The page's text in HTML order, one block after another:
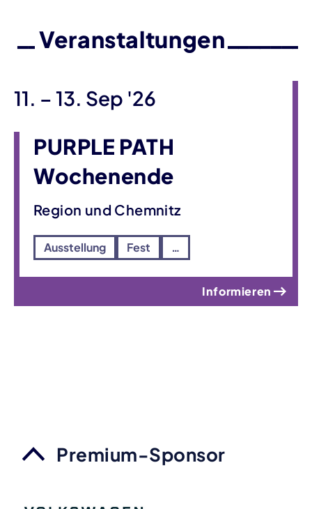
Veranstaltungen
11. – bis
13. Sep '26
PURPLE PATH
Wochenende
Region und Chemnitz
Ausstellung Fest …
Informieren
Premium-Sponsor